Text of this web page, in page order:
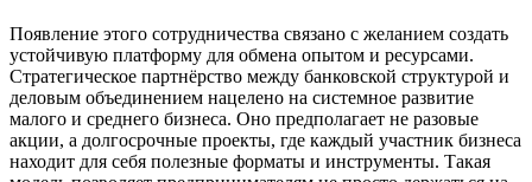
Появление этого сотрудничества связано с желанием создать
устойчивую платформу для обмена опытом и ресурсами.
Стратегическое партнёрство между банковской структурой и
деловым объединением нацелено на системное развитие
малого и среднего бизнеса. Оно предполагает не разовые
акции, а долгосрочные проекты, где каждый участник бизнеса
находит для себя полезные форматы и инструменты. Такая